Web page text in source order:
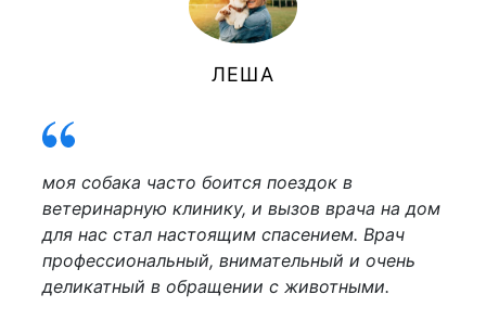
ЛЕША
моя собака часто боится поездок в
ветеринарную клинику, и вызов врача на дом
для нас стал настоящим спасением. Врач
профессиональный, внимательный и очень
деликатный в обращении с животными.